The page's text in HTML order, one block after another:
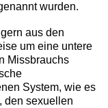
wurden.
aus den
um eine untere
Missbrauchs
System, wie es
den sexuellen